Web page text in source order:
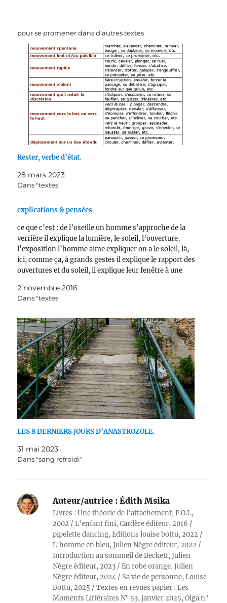
pour se promener dans d'autres textes
Rester, verbe d’état.
28 mars 2023
Dans "textes"
explications & pensées
ce que c’est : de l’oseille un homme s’approche de la
verrière il explique la lumière, le soleil, l’ouverture,
l’exposition l’homme aime expliquer on a le soleil, là,
ici, comme ça, à grands gestes il explique le rapport des
ouvertures et du soleil, il explique leur fenêtre à une
2 novembre 2016
Dans "textes"
LES 8 DERNIERS JOURS D’ANASTROZOLE.
31 mai 2023
Dans "sang refroidi"
Auteur/autrice : Édith Msika
Livres : Une théorie de l'attachement, P.O.L,
2002 / L'enfant fini, Cardère éditeur, 2016 /
pipelette dancing, Editions louise bottu, 2022 /
L'homme en bleu, Julien Nègre éditeur, 2022 /
Introduction au sommeil de Beckett, Julien
Nègre éditeur, 2023 / En robe orange, Julien
Nègre éditeur, 2024 / Sa vie de personne, Louise
Bottu, 2025 / Textes en revues papier : Les
Moments Littéraires N° 53, janvier 2025, Olga n°